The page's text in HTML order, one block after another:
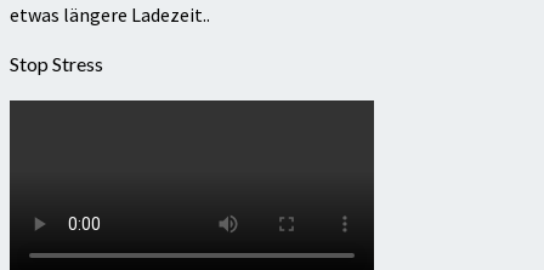
etwas längere Ladezeit..
Stop Stress